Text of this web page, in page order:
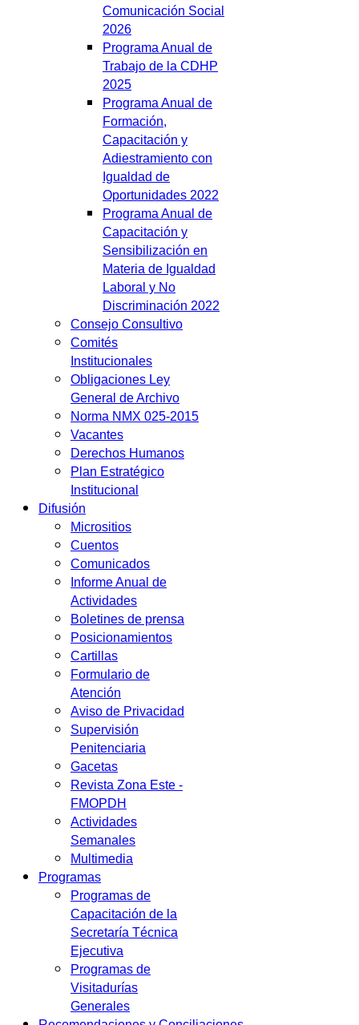
Comunicación Social
2026
Programa Anual de
Trabajo de la CDHP
2025
Programa Anual de
Formación,
Capacitación y
Adiestramiento con
Igualdad de
Oportunidades 2022
Programa Anual de
Capacitación y
Sensibilización en
Materia de Igualdad
Laboral y No
Discriminación 2022
Consejo Consultivo
Comités
Institucionales
Obligaciones Ley
General de Archivo
Norma NMX 025-2015
Vacantes
Derechos Humanos
Plan Estratégico
Institucional
Difusión
Micrositios
Cuentos
Comunicados
Informe Anual de
Actividades
Boletines de prensa
Posicionamientos
Cartillas
Formulario de
Atención
Aviso de Privacidad
Supervisión
Penitenciaria
Gacetas
Revista Zona Este -
FMOPDH
Actividades
Semanales
Multimedia
Programas
Programas de
Capacitación de la
Secretaría Técnica
Ejecutiva
Programas de
Visitadurías
Generales